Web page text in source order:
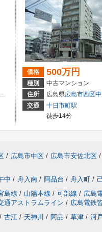
価格 500万円
種別
中古マンション
住所
広島県広島市西区
交通
十日市町駅
徒歩14分
/ 広島市中区 / 広島市安佐北区 /
中 / 舟入南 / 阿品台 / 舟入町 /
島線 / 山陽本線 / 可部線 / 広島
通アストラムライン / 広島電鉄
/ 古江 / 天神川 / 阿品 / 草津 / 河